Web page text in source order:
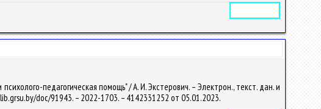
педагогическая помощь" / А. И. Экстерович. – Электрон., текст. дан. и
doc/91943. – 2022-1703. – 4142331252 от 05.01.2023.